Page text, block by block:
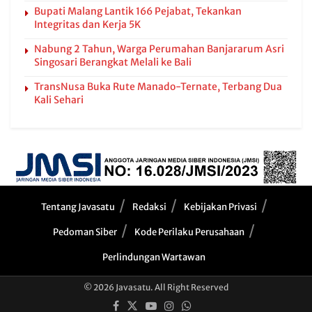
Bupati Malang Lantik 166 Pejabat, Tekankan
Integritas dan Kerja 5K
Nabung 2 Tahun, Warga Perumahan Banjararum Asri
Singosari Berangkat Melali ke Bali
TransNusa Buka Rute Manado-Ternate, Terbang Dua
Kali Sehari
Tentang Javasatu Redaksi Kebijakan Privasi
Pedoman Siber Kode Perilaku Perusahaan
Perlindungan Wartawan
© 2026 Javasatu. All Right Reserved